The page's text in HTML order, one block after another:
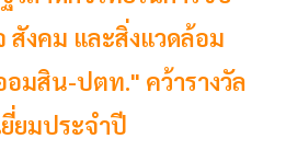
สังคม และสิ่งแวดล้อม
อมสิน-ปตท." คว้ารางวัล
ยมประจำปี